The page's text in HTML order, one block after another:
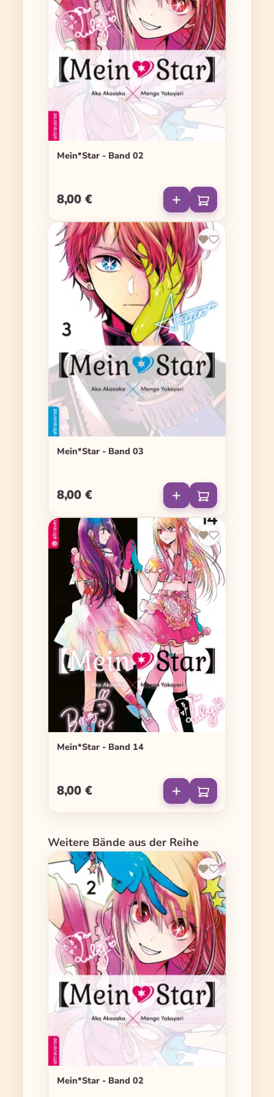
Mein*Star - Band 02
Regulärer Preis:
8,00 €
Mein*Star - Band 03
Regulärer Preis:
8,00 €
Mein*Star - Band 14
Regulärer Preis:
8,00 €
Produktgalerie überspringen
Weitere Bände aus der Reihe
Mein*Star - Band 02